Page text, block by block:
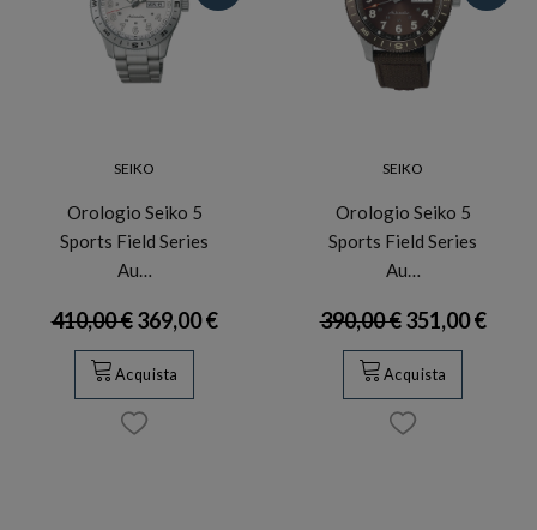
SEIKO
Orologio Seiko 5
Sports Field Series
Au…
410,00 €369,00 €
Acquista
SEIKO
Orologio Seiko 5
Sports Field Series
Au…
390,00 €351,00 €
Acquista